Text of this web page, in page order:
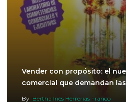
Vender con propósito: el
comercial que demandan
By Bertha Inés Herrerías Franco